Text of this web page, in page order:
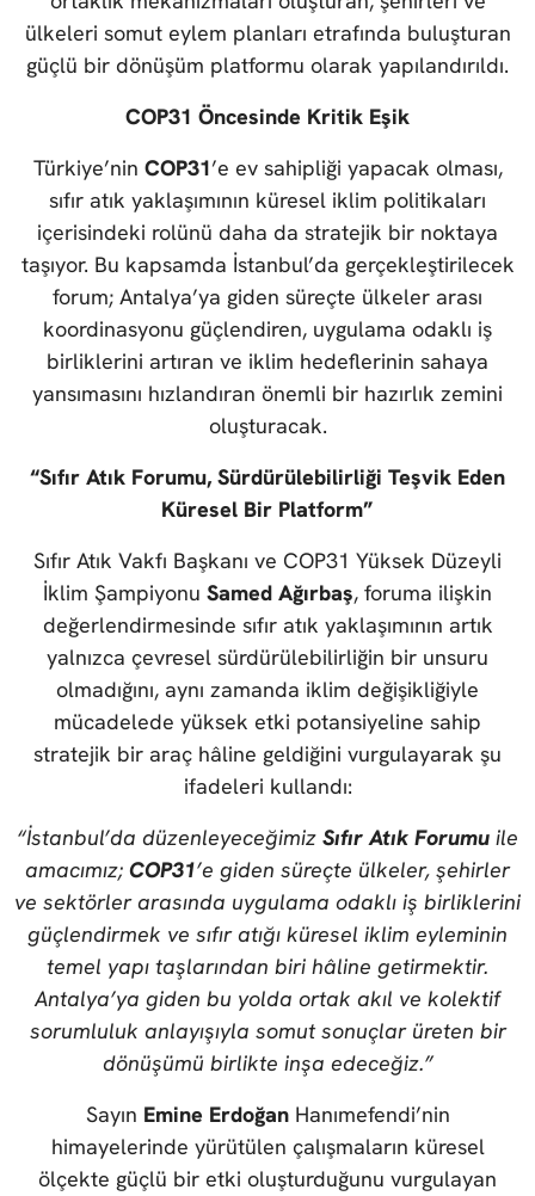
ülkeleri somut eylem planları etrafında buluşturan
güçlü bir dönüşüm platformu olarak yapılandırıldı.
COP31 Öncesinde Kritik Eşik
Türkiye’nin COP31’e ev sahipliği yapacak olması,
sıfır atık yaklaşımının küresel iklim politikaları
içerisindeki rolünü daha da stratejik bir noktaya
taşıyor. Bu kapsamda İstanbul’da gerçekleştirilecek
forum; Antalya’ya giden süreçte ülkeler arası
koordinasyonu güçlendiren, uygulama odaklı iş
birliklerini artıran ve iklim hedeflerinin sahaya
yansımasını hızlandıran önemli bir hazırlık zemini
oluşturacak.
“Sıfır Atık Forumu, Sürdürülebilirliği Teşvik Eden
Küresel Bir Platform”
Sıfır Atık Vakfı Başkanı ve COP31 Yüksek Düzeyli
İklim Şampiyonu Samed Ağırbaş, foruma ilişkin
değerlendirmesinde sıfır atık yaklaşımının artık
yalnızca çevresel sürdürülebilirliğin bir unsuru
olmadığını, aynı zamanda iklim değişikliğiyle
mücadelede yüksek etki potansiyeline sahip
stratejik bir araç hâline geldiğini vurgulayarak şu
ifadeleri kullandı:
“İstanbul’da düzenleyeceğimiz Sıfır Atık Forumu ile
amacımız; COP31’e giden süreçte ülkeler, şehirler
ve sektörler arasında uygulama odaklı iş birliklerini
güçlendirmek ve sıfır atığı küresel iklim eyleminin
temel yapı taşlarından biri hâline getirmektir.
Antalya’ya giden bu yolda ortak akıl ve kolektif
sorumluluk anlayışıyla somut sonuçlar üreten bir
dönüşümü birlikte inşa edeceğiz.”
Sayın Emine ErdoğanHanımefendi’nin
himayelerinde yürütülen çalışmaların küresel
ölçekte güçlü bir etki oluşturduğunu vurgulayan